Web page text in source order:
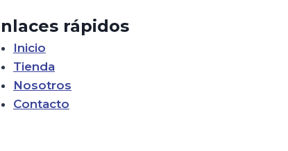
rápidos
Inicio
Tienda
Nosotros
Contacto